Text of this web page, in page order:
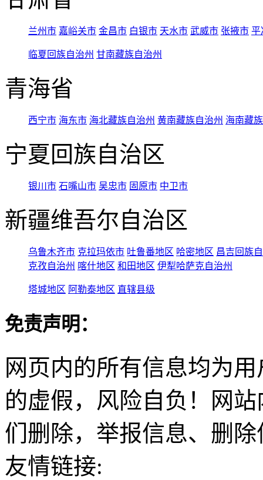
兰州市 嘉峪关市 金昌市 白银市 天水市 武威市 张掖市 平
临夏回族自治州 甘南藏族自治州
青海省
西宁市 海东市 海北藏族自治州 黄南藏族自治州 海南藏
宁夏回族自治区
银川市 石嘴山市 吴忠市 固原市 中卫市
新疆维吾尔自治区
乌鲁木齐市 克拉玛依市 吐鲁番地区 哈密地区 昌吉回族
克孜自治州 喀什地区 和田地区 伊犁哈萨克自治州
塔城地区 阿勒泰地区 直辖县级
免责声明：
网页内的所有信息均为
的虚假，风险自负！网
们删除，举报信息、删
友情链接: